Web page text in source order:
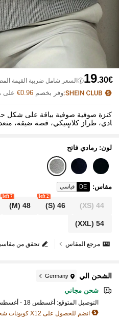
19.30€ السعر شامل ضريبة القيمة
وفر بخصم0.96€ على
ادي، طراز كلاسيكي، قصة ضيقة،
لون: رمادي فاتح
مقاس:
DE قياسي
44
(XS)
46
(S)
2 left
48
(M)
7 left
54
(XXL)
تحقق من مرجع المقاس
الشحن الي Germany
شحن مجاني
التوصيل المتوقع: أغسطس 18 - أغسطس 21
انضم للحصول على X12 كوبونات شحن (بقيمة 32.07€)